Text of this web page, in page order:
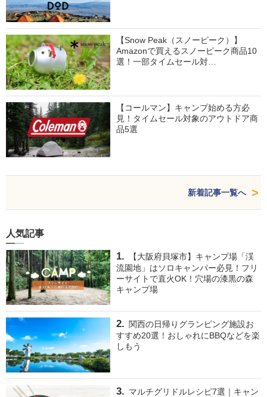
【Snow Peak（スノーピーク）】
Amazonで買えるスノーピーク商品10
選！一部タイムセール対…
【コールマン】キャンプ始める方必
見！タイムセール対象のアウトドア商
品5選
新着記事一覧へ
人気記事
【大阪府貝塚市】キャンプ場「渓
流園地」はソロキャンパー必見！フリ
ーサイトで直火OK！穴場の漆黒の森
キャンプ場
関西の日帰りグランピング施設お
すすめ20選！おしゃれにBBQなどを楽
しもう
マルチグリドルレシピ7選｜キャン